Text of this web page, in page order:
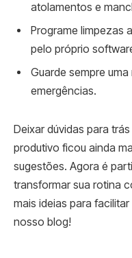
atolamentos e
Programe limpezas
pelo próprio
Guarde sempre
emergências.
Deixar dúvidas para
produtivo ficou ainda
sugestões. Agora é
transformar sua rotina
mais ideias para
nosso blog!